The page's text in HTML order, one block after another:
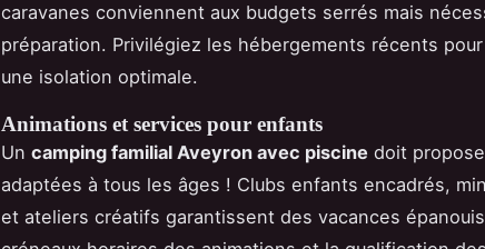
caravanes conviennent aux budgets serrés mais
préparation. Privilégiez les hébergements récents
une isolation optimale.
Animations et services pour enfants
Un camping familial Aveyron avec piscine doit
adaptées à tous les âges ! Clubs enfants encadrés,
et ateliers créatifs garantissent des vacances